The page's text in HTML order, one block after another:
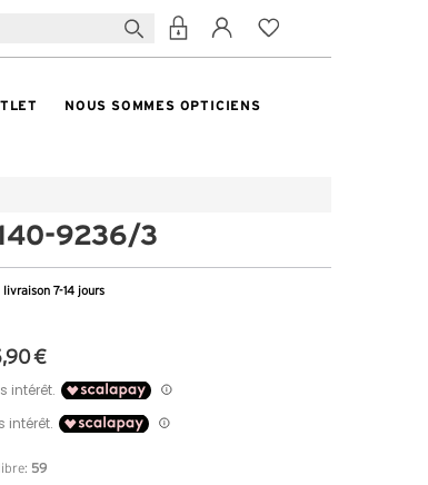
NOUS SOMMES OPTICIENS
9236/3
livraison 7-14 jours
€
59